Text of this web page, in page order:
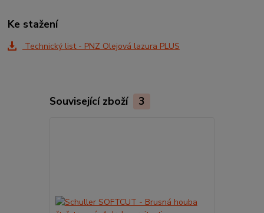
Ke stažení
Technický list - PNZ Olejová lazura PLUS
Související zboží 3